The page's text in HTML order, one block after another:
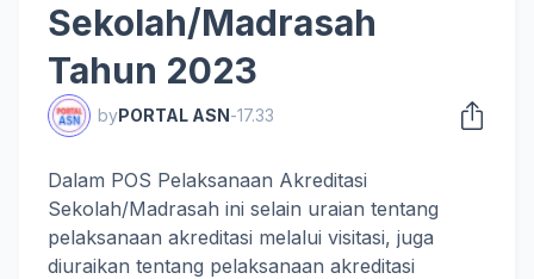
Sekolah/Madrasah
Tahun 2023
byPORTAL ASN-17.33
Dalam POS Pelaksanaan Akreditasi
Sekolah/Madrasah ini selain uraian tentang
pelaksanaan akreditasi melalui visitasi, juga
diuraikan tentang pelaksanaan akreditasi